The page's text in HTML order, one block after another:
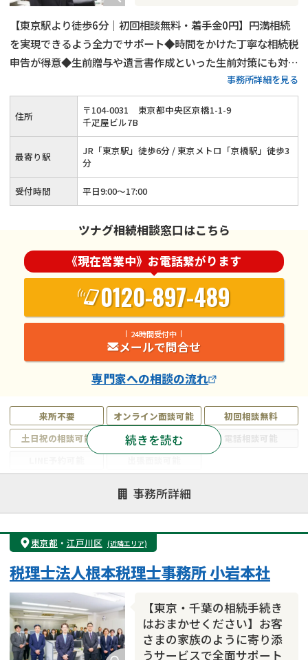
【東京駅より徒歩6分｜初回相談無料・着手金0円】円満相続
を実現できるよう全力でサポート◆時間をかけた丁寧な相続税
申告が得意◆生前贈与や遺言書作成といった生前対策にも対応
可能◆賃貸用不動産や会社（株式）の相続もお任せください◆
相談者様・依頼者様との対話を通じて真摯に対応いたします！
事務所詳細を見る
来所不要 オンライン面談可能
初回相談無料
土日祝の相談可能
19時以降電話可能
電話相談可能
遺言書作成・遺言執行
相続放棄
相続登記
遺産分割
遺留分侵害額請求
相続税申告
相続手続き
銀行手続き
成年後見・任意後見
贈与税
生前対策
相続人調査
相続トラブル
続きを読む
住所 〒104-0031
東京都中央区京橋1-1-9
千疋屋ビル7B
最寄り駅
JR「東京駅」徒歩6分 / 東京メトロ「京橋駅」徒歩3
分
受付時間 平日9:00～17:00
ツナグ相続相談窓口はこちら
《現在営業中》お電話繋がります
0120-897-489
24時間受付中
メールで問合せ
専門家への相談の流れ
事務所詳細
東京都 ・ 江戸川区 (近隣エリア)
【東京・千葉の相続手続き
はおまかせください】お客
さまの家族のように寄り添
うサービスで全面サポート
税理士法人根本税理士事務所 小岩本社